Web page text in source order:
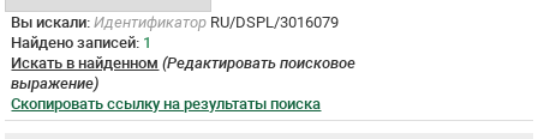
Вы искали: Идентификатор RU/DSPL/3016079
Найдено записей: 1
Искать в найденном (Редактировать поисковое
выражение)
Скопировать ссылку на результаты поиска